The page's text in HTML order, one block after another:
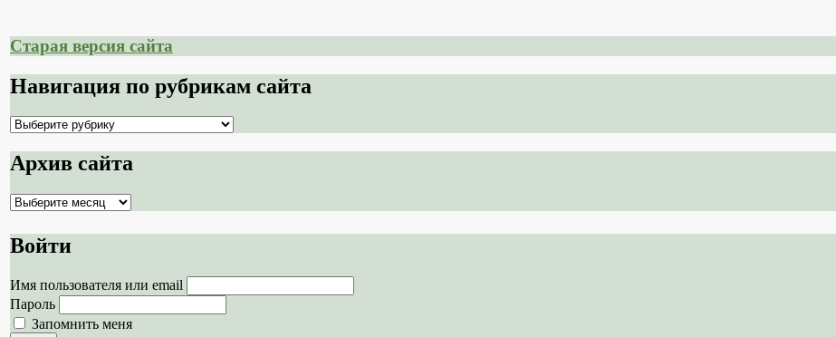
Старая версия сайта
Навигация по рубрикам сайта
Навигация
рубрикам
сайта
Архив сайта
Архив
Войти
Имя пользователя или email
Пароль
Запомнить меня